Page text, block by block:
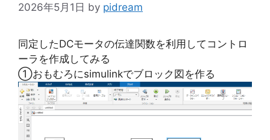
2026年5月1日 by pidream
同定したDCモータの伝達関数を利用してコントロ
ーラを作成してみる
①おもむろにsimulinkでブロック図を作る